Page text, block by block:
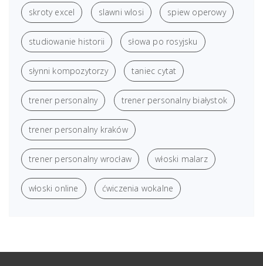
skroty excel slawni wlosi spiew operowy
studiowanie historii słowa po rosyjsku
słynni kompozytorzy taniec cytat
trener personalny trener personalny białystok
trener personalny kraków
trener personalny wrocław włoski malarz
włoski online ćwiczenia wokalne